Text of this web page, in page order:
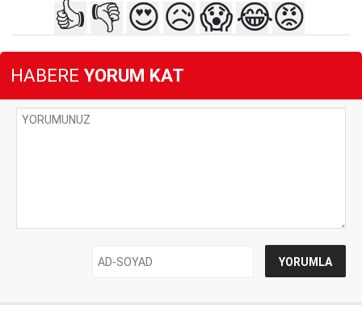
👍 👎 😍😥😱😂😡
HABERE YORUM KAT